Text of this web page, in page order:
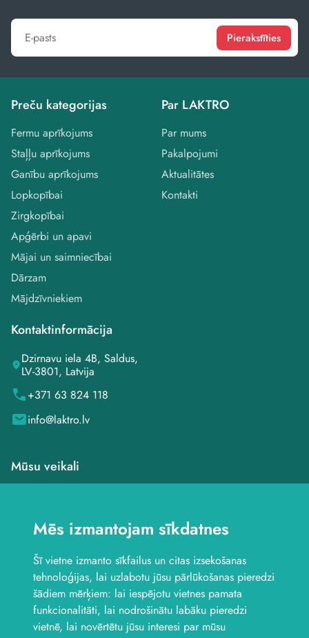
Mēs izmantojam sīkdatnes
Šī vietne izmanto sīkfailus un citas izsekošanas
tehnoloģijas, lai uzlabotu jūsu pārlūkošanas pieredzi
šādiem mērķiem: lai iespējotu vietnes pamata
funkcionalitāti, lai nodrošinātu labāku pieredzi
vietnē, lai novērtētu jūsu interesi par mūsu
Pierakstīties
Preču kategorijas
Fermu aprīkojums
Staļļu aprīkojums
Ganību aprīkojums
Lopkopībai
Zirgkopībai
Apģērbi un apavi
Mājai un saimniecībai
Dārzam
Mājdzīvniekiem
Par LAKTRO
Par mums
Pakalpojumi
Aktualitātes
Kontakti
Kontaktinformācija
Dzirnavu iela 4B, Saldus,
LV-3801, Latvija
+371 63 824 118
info@laktro.lv
Mūsu veikali
Veikals Saldū, Kuldīgas
Veikals Jelgavā, Aviācijas
iela 8B
Seko mums